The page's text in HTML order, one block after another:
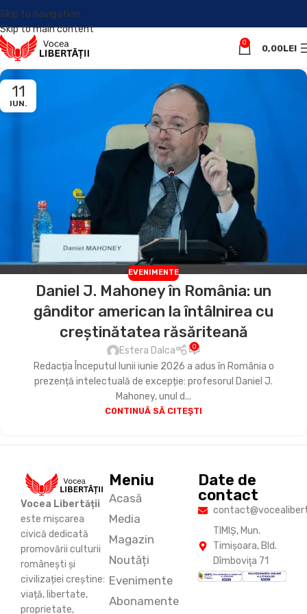
Skip to navigation
Skip to main content
0
0,00LEI
11
IUN.
EVENIMENTE
Daniel J. Mahoney în România: un
gânditor american la întâlnirea cu
creștinătatea răsăriteană
Estera Dalca 0
Redacția Începutul lunii iunie 2026 a adus în România o
prezență intelectuală de excepție: profesorul Daniel J.
Mahoney, unul d...
CONTINUĂ SĂ CITEȘTI
Vocea Libertății
este mișcarea
civică dedicată
promovării culturii
românești și
civilizației creștine:
viață, libertate,
proprietate,
Meniu
Acasă
Media
Magazin
Noutăți
Evenimente
Abonamente
Date de
contact
TIMIŞ, Mun.
Timişoara, Bld.
Dîmboviţa 71